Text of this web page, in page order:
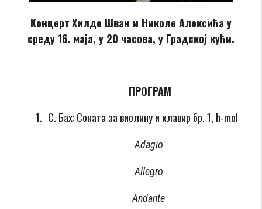
КонцертХилде Шван и Николе Алексића у
среду 16. маја, у 20 часова, у Градској кући.
ПРОГРАМ
С. Бах: Соната за виолину и клавир бр. 1, h-mol
Adagio
Allegro
Andante